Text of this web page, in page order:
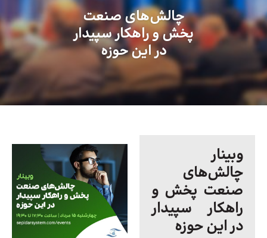
چالش‌های صنعت
پخش و راهکار سپیدار
در این حوزه
وبینار
چالش‌های
صنعت پخش و
راهکار سپیدار
در این حوزه